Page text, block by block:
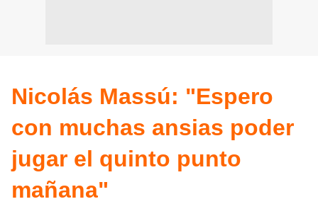
Nicolás Massú: "Espero
con muchas ansias poder
jugar el quinto punto
mañana"